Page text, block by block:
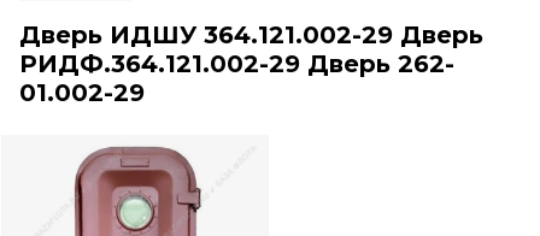
Дверь ИДШУ 364.121.002-29 Дверь
РИДФ.364.121.002-29 Дверь 262-
01.002-29